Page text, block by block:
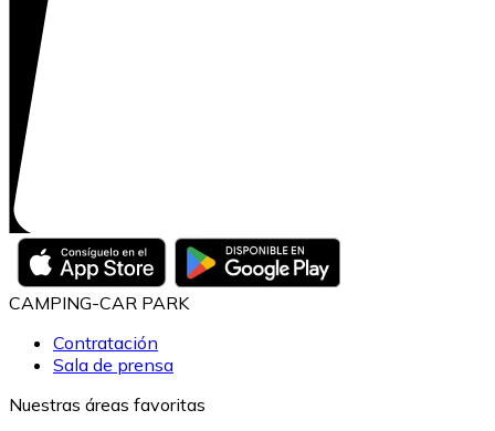
CAMPING-CAR PARK
Contratación
Sala de prensa
Nuestras áreas favoritas